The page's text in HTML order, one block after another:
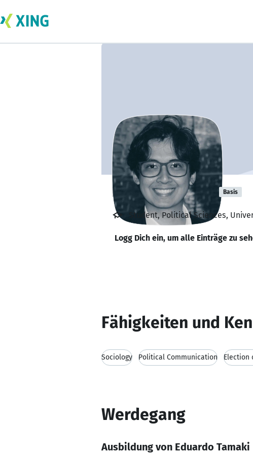
Eduardo Tamaki Basis
Student, Political Sciences,
Logg Dich ein, um alle Einträge zu
Fähigkeiten und
Sociology Political Communication Election
Werdegang
Ausbildung von Eduardo Tamaki